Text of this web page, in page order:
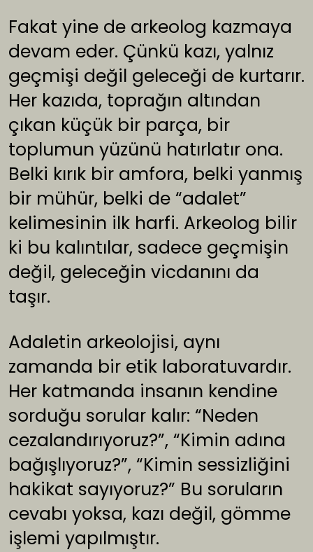
Fakat yine de arkeolog kazmaya
devam eder. Çünkü kazı, yalnız
geçmişi değil geleceği de kurtarır.
Her kazıda, toprağın altından
çıkan küçük bir parça, bir
toplumun yüzünü hatırlatır ona.
Belki kırık bir amfora, belki yanmış
bir mühür, belki de “adalet”
kelimesinin ilk harfi. Arkeolog bilir
ki bu kalıntılar, sadece geçmişin
değil, geleceğin vicdanını da
taşır.
Adaletin arkeolojisi, aynı
zamanda bir etik laboratuvardır.
Her katmanda insanın kendine
sorduğu sorular kalır: “Neden
cezalandırıyoruz?”, “Kimin adına
bağışlıyoruz?”, “Kimin sessizliğini
hakikat sayıyoruz?” Bu soruların
cevabı yoksa, kazı değil, gömme
işlemi yapılmıştır.